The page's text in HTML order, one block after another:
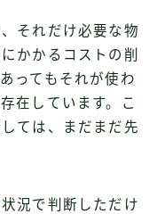
それだけ必要な物
かかるコストの削
ってもそれが使わ
在しています。こ
ては、まだまだ先
況で判断しただけ